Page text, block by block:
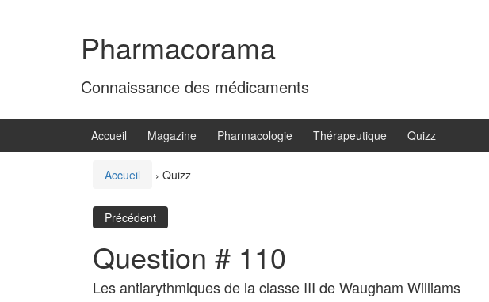
Pharmacorama
Connaissance des médicaments
Accueil Magazine Pharmacologie Thérapeutique Quizz
Accueil › Quizz
Précédent
Question # 110
Les antiarythmiques de la classe III de Waugham Williams